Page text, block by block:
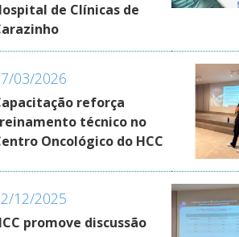
de Clínicas de
03/2026
reforça
técnico no
Oncológico do HCC
12/2025
promove discussão